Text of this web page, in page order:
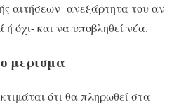
αιτήσεων -ανεξάρτητα του αν
ή όχι- και να υποβληθεί νέα.
μερισμα
ότι θα πληρωθεί στα